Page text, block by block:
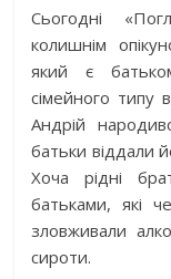
Сьогодні
колишнім
який є
сімейного типу
Андрій
батьки віддали
Хоча рідні
батьками, які
зловживали
сироти.